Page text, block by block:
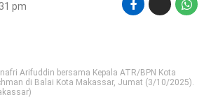
pm
Arifuddin bersama Kepala ATR/BPN Kota
di Balai Kota Makassar, Jumat (3/10/2025).